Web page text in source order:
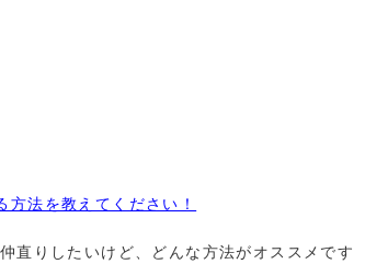
方法を教えてください！
直りしたいけど、どんな方法がオススメです